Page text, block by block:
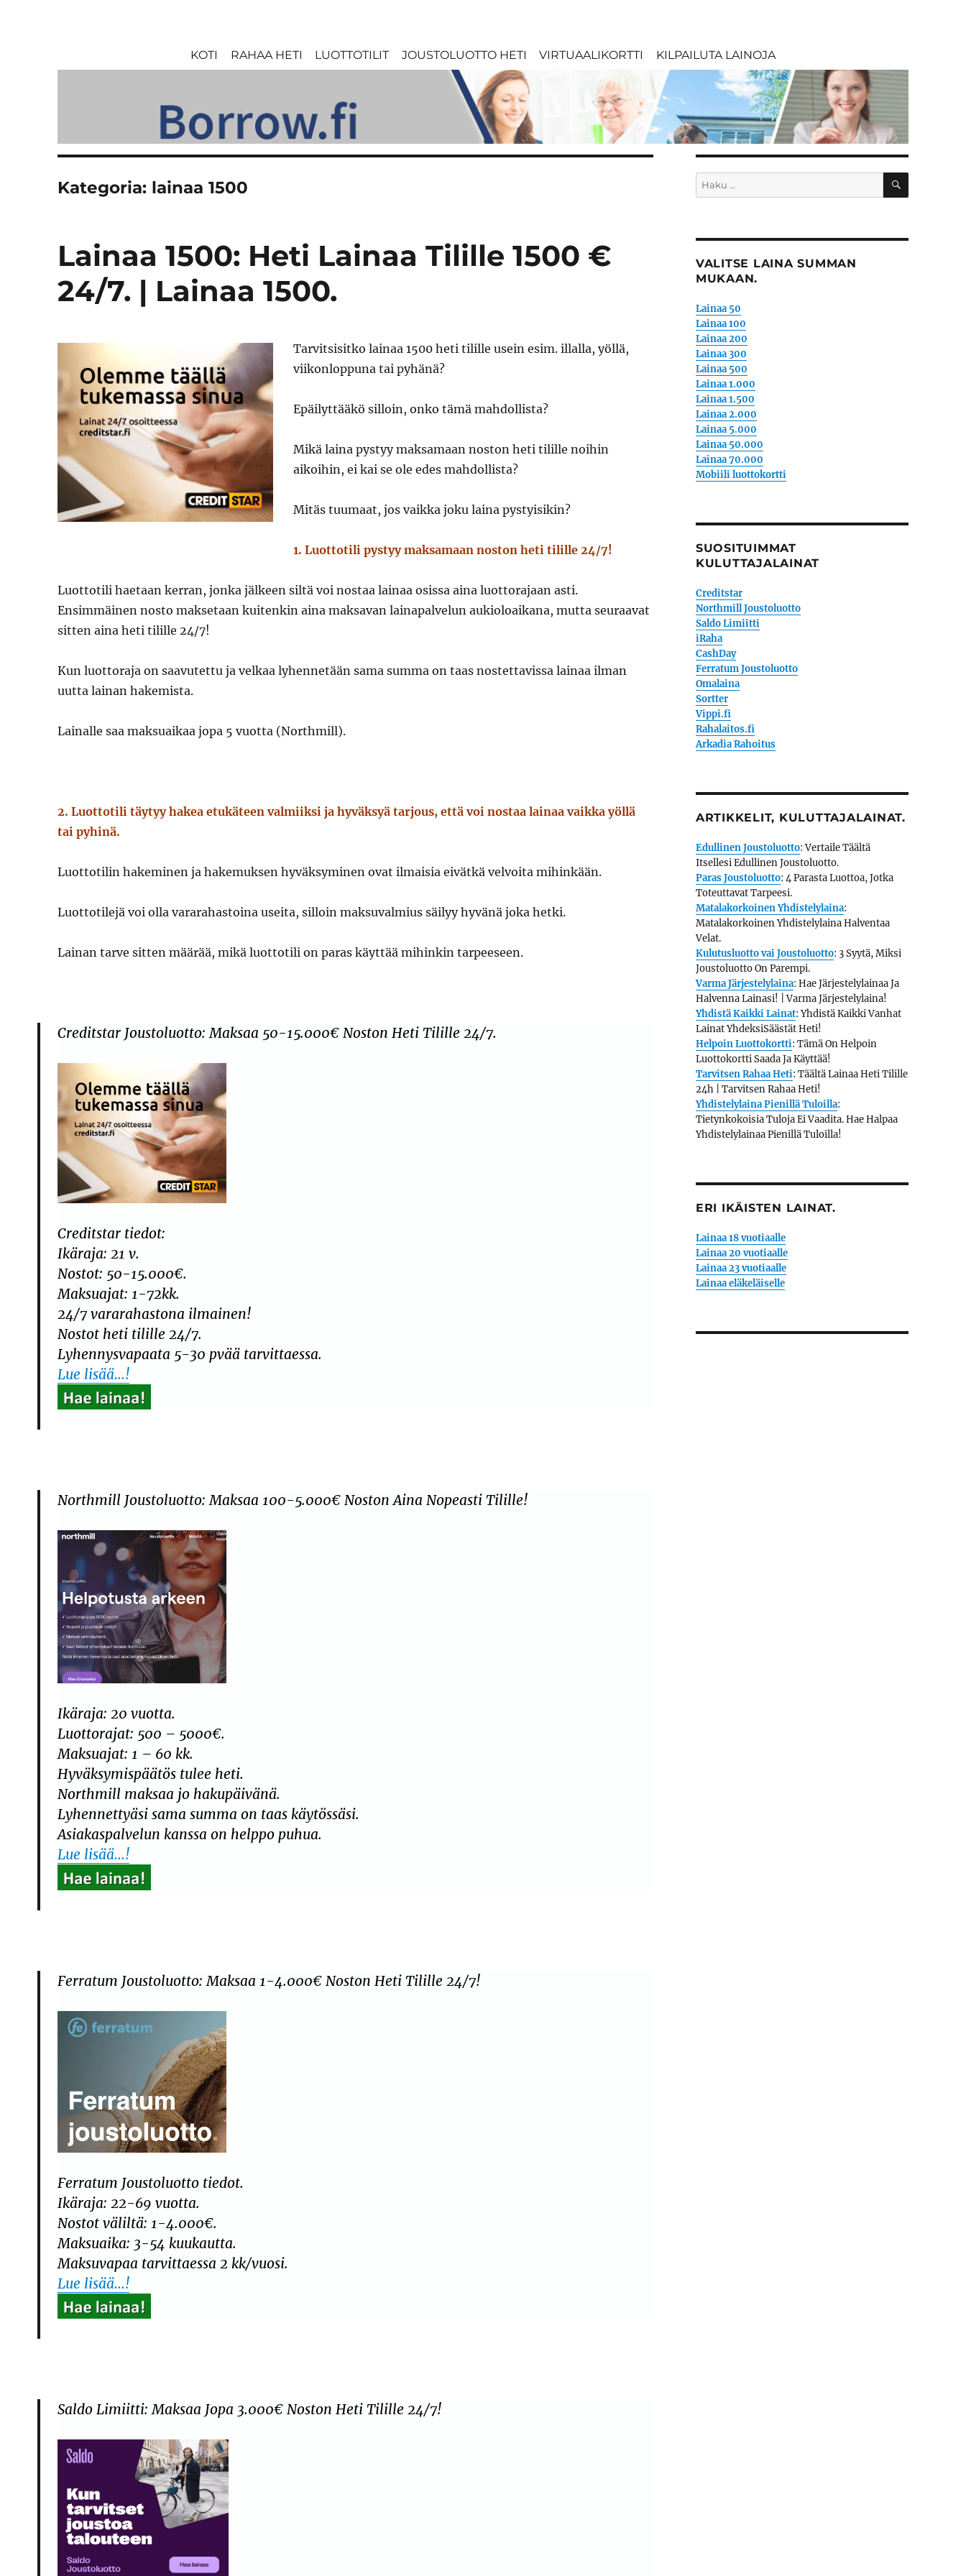
KOTI RAHAA HETI LUOTTOTILIT JOUSTOLUOTTO HETI VIRTUAALIKORTTI KILPAILUTA LAINOJA
Kategoria: lainaa 1500
Lainaa 1500: Heti Lainaa Tilille 1500 €
24/7. | Lainaa 1500.
Tarvitsisitko lainaa 1500 heti tilille usein esim. illalla, yöllä,
viikonloppuna tai pyhänä?
Epäilyttääkö silloin, onko tämä mahdollista?
Mikä laina pystyy maksamaan noston heti tilille noihin
aikoihin, ei kai se ole edes mahdollista?
Mitäs tuumaat, jos vaikka joku laina pystyisikin?
1. Luottotili pystyy maksamaan noston heti tilille 24/7!
Luottotili haetaan kerran, jonka jälkeen siltä voi nostaa lainaa osissa aina luottorajaan asti.
Ensimmäinen nosto maksetaan kuitenkin aina maksavan lainapalvelun aukioloaikana, mutta seuraavat
sitten aina heti tilille 24/7!
Kun luottoraja on saavutettu ja velkaa lyhennetään sama summa on taas nostettavissa lainaa ilman
uutta lainan hakemista.
Lainalle saa maksuaikaa jopa 5 vuotta (Northmill).
2. Luottotili täytyy hakea etukäteen valmiiksi ja hyväksyä tarjous, että voi nostaa lainaa vaikka yöllä
tai pyhinä.
Luottotilin hakeminen ja hakemuksen hyväksyminen ovat ilmaisia eivätkä velvoita mihinkään.
Luottotilejä voi olla vararahastoina useita, silloin maksuvalmius säilyy hyvänä joka hetki.
Lainan tarve sitten määrää, mikä luottotili on paras käyttää mihinkin tarpeeseen.
Creditstar Joustoluotto: Maksaa 50-15.000€ Noston Heti Tilille 24/7.
Creditstar tiedot:
Ikäraja: 21 v.
Nostot: 50-15.000€.
Maksuajat: 1-72kk.
24/7 vararahastona ilmainen!
Nostot heti tilille 24/7.
Lyhennysvapaata 5-30 pvää tarvittaessa.
Lue lisää…!
Northmill Joustoluotto: Maksaa 100-5.000€ Noston Aina Nopeasti Tilille!
Ikäraja: 20 vuotta.
Luottorajat: 500 – 5000€.
Maksuajat: 1 – 60 kk.
Hyväksymispäätös tulee heti.
Northmill maksaa jo hakupäivänä.
Lyhennettyäsi sama summa on taas käytössäsi.
Asiakaspalvelun kanssa on helppo puhua.
Lue lisää…!
Ferratum Joustoluotto: Maksaa 1-4.000€ Noston Heti Tilille 24/7!
Ferratum Joustoluotto tiedot.
Ikäraja: 22-69 vuotta.
Nostot väliltä: 1-4.000€.
Maksuaika: 3-54 kuukautta.
Maksuvapaa tarvittaessa 2 kk/vuosi.
Lue lisää…!
Saldo Limiitti: Maksaa Jopa 3.000€ Noston Heti Tilille 24/7!
Etsi: HAKU
VALITSE LAINA SUMMAN
MUKAAN.
Lainaa 50
Lainaa 100
Lainaa 200
Lainaa 300
Lainaa 500
Lainaa 1.000
Lainaa 1.500
Lainaa 2.000
Lainaa 5.000
Lainaa 50.000
Lainaa 70.000
Mobiili luottokortti
SUOSITUIMMAT
KULUTTAJALAINAT
Creditstar
Northmill Joustoluotto
Saldo Limiitti
iRaha
CashDay
Ferratum Joustoluotto
Omalaina
Sortter
Vippi.fi
Rahalaitos.fi
Arkadia Rahoitus
ARTIKKELIT, KULUTTAJALAINAT.
Edullinen Joustoluotto: Vertaile Täältä
Itsellesi Edullinen Joustoluotto.
Paras Joustoluotto: 4 Parasta Luottoa, Jotka
Toteuttavat Tarpeesi.
Matalakorkoinen Yhdistelylaina:
Matalakorkoinen Yhdistelylaina Halventaa
Velat.
Kulutusluotto vai Joustoluotto: 3 Syytä, Miksi
Joustoluotto On Parempi.
Varma Järjestelylaina: Hae Järjestelylainaa Ja
Halvenna Lainasi! | Varma Järjestelylaina!
Yhdistä Kaikki Lainat: Yhdistä Kaikki Vanhat
Lainat YhdeksiSäästät Heti!
Helpoin Luottokortti: Tämä On Helpoin
Luottokortti Saada Ja Käyttää!
Tarvitsen Rahaa Heti: Täältä Lainaa Heti Tilille
24h | Tarvitsen Rahaa Heti!
Yhdistelylaina Pienillä Tuloilla:
Tietynkokoisia Tuloja Ei Vaadita. Hae Halpaa
Yhdistelylainaa Pienillä Tuloilla!
ERI IKÄISTEN LAINAT.
Lainaa 18 vuotiaalle
Lainaa 20 vuotiaalle
Lainaa 23 vuotiaalle
Lainaa eläkeläiselle